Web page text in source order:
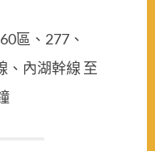
區、277、
、內湖幹線 至